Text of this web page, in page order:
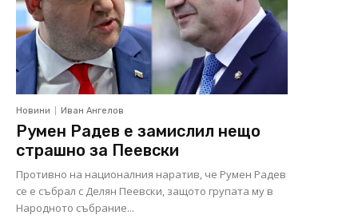
Новини Иван Ангелов
Румен Радев е замислил нещо
страшно за Пеевски
Противно на националния наратив, че Румен Радев
се е събрал с Делян Пеевски, защото групата му в
Народното събрание...